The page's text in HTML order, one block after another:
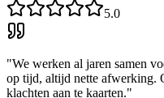
5.0
"We werken al jaren samen
op tijd, altijd nette afwerking.
klachten aan te kaarten."